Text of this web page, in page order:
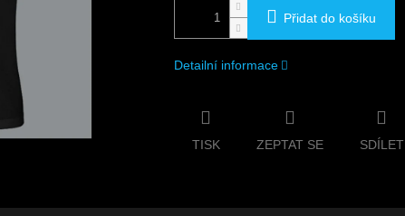
Přidat do košíku
Detailní informace
TISK ZEPTAT SE SDÍLET